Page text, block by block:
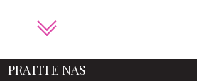
PRATITE NAS